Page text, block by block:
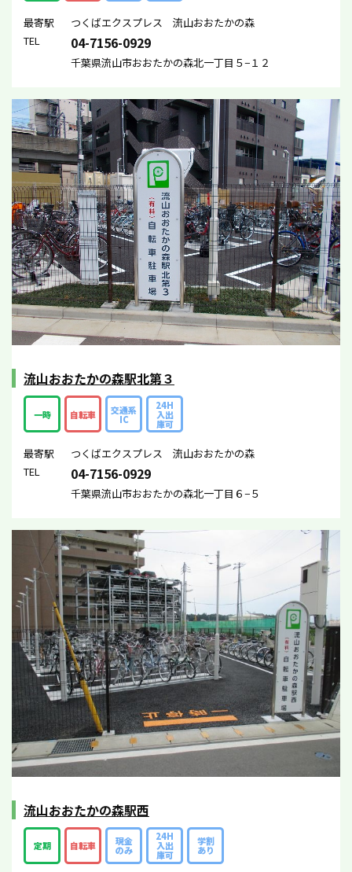
最寄駅
つくばエクスプレス 流山おおたかの森
TEL
04-7156-0929
千葉県流山市おおたかの森北一丁目５−１２
流山おおたかの森駅北第３
一時 自転車 交通系
IC
24H
入出
庫可
最寄駅
つくばエクスプレス 流山おおたかの森
TEL
04-7156-0929
千葉県流山市おおたかの森北一丁目６−５
流山おおたかの森駅西
定期 自転車 現金
のみ
24H
入出
庫可
学割
あり